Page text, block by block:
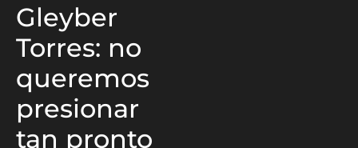
Gleyber
Torres: no
queremos
presionar
tan pronto